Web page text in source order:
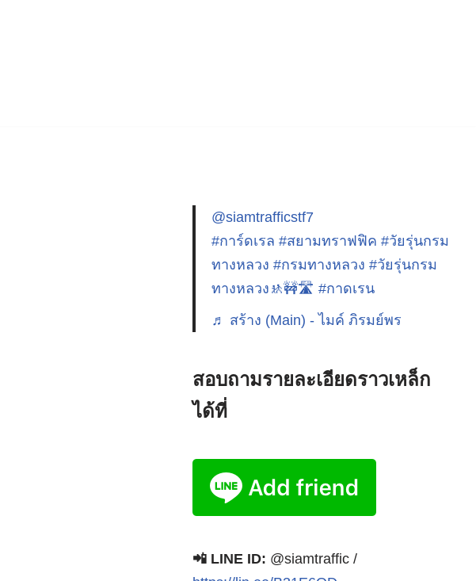
@siamtrafficstf7
#การ์ดเรล #สยามทราฟฟิค #วัยรุ่นกรม
ทางหลวง #กรมทางหลวง #วัยรุ่นกรม
ทางหลวง🚸🚧🛣️ #กาดเรน
♬ สร้าง (Main) - ไมค์ ภิรมย์พร
สอบถามรายละเอียดราวเหล็ก
ได้ที่
📲 LINE ID: @siamtraffic /